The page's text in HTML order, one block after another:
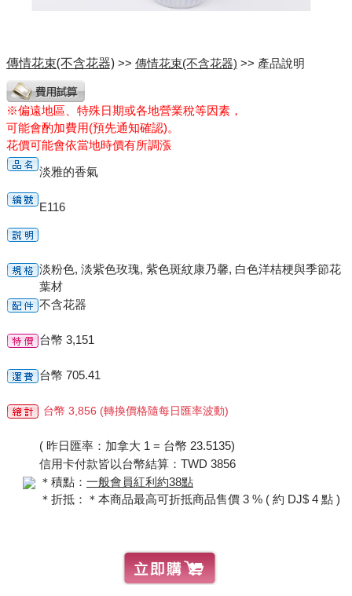
傳情花束(不含花器) >> 傳情花束(不含花器) >> 產品說明
※偏遠地區、特殊日期或各地營業稅等因素，
可能會酌加費用(預先通知確認)。
花價可能會依當地時價有所調漲
淡雅的香氣
E116
淡粉色, 淡紫色玫瑰, 紫色斑紋康乃馨, 白色洋桔梗與季節花
葉材
不含花器
台幣 3,151
台幣 705.41
台幣 3,856 (轉換價格隨每日匯率波動)
( 昨日匯率：加拿大 1 = 台幣 23.5135)
信用卡付款皆以台幣結算：TWD 3856
＊積點： 一般會員紅利約38點
＊折抵：＊本商品最高可折抵商品售價 3 % ( 約 DJ$ 4 點 )